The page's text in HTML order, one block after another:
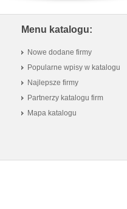
Menu katalogu:
Nowe dodane firmy
Popularne wpisy w katalogu
Najlepsze firmy
Partnerzy katalogu firm
Mapa katalogu